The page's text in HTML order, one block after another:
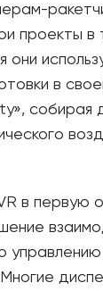
проекты в
они
в
собирая
в первую